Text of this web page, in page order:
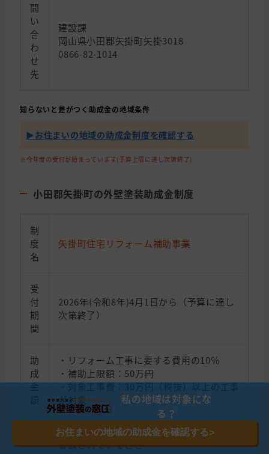
問
い
合
わ
せ
先
建設課
岡山県小田郡矢掛町矢掛3018
0866-82-1014
知らないと差がつく助成金の地域条件
▶︎お住まいの地域の助成金制度を確認する
※今年度の受付が始まっています(予算上限に達し次第終了)
小田郡矢掛町の外壁塗装助成金制度
制
度
名
矢掛町住宅リフォーム補助事業
受
付
期
間
2026年(令和8年)4月1日から（予算に達し
次第終了）
助
成
金
・リフォーム工事に要する費用の10％
・補助上限額：50万円
・対象工事費：30万円（税抜）以上の工事
が対象
・矢掛町内に住所を有し、住民基本台帳に
登録されていること
私の地域は対象にな
る？
お住まいの地域の助成金を確認する>